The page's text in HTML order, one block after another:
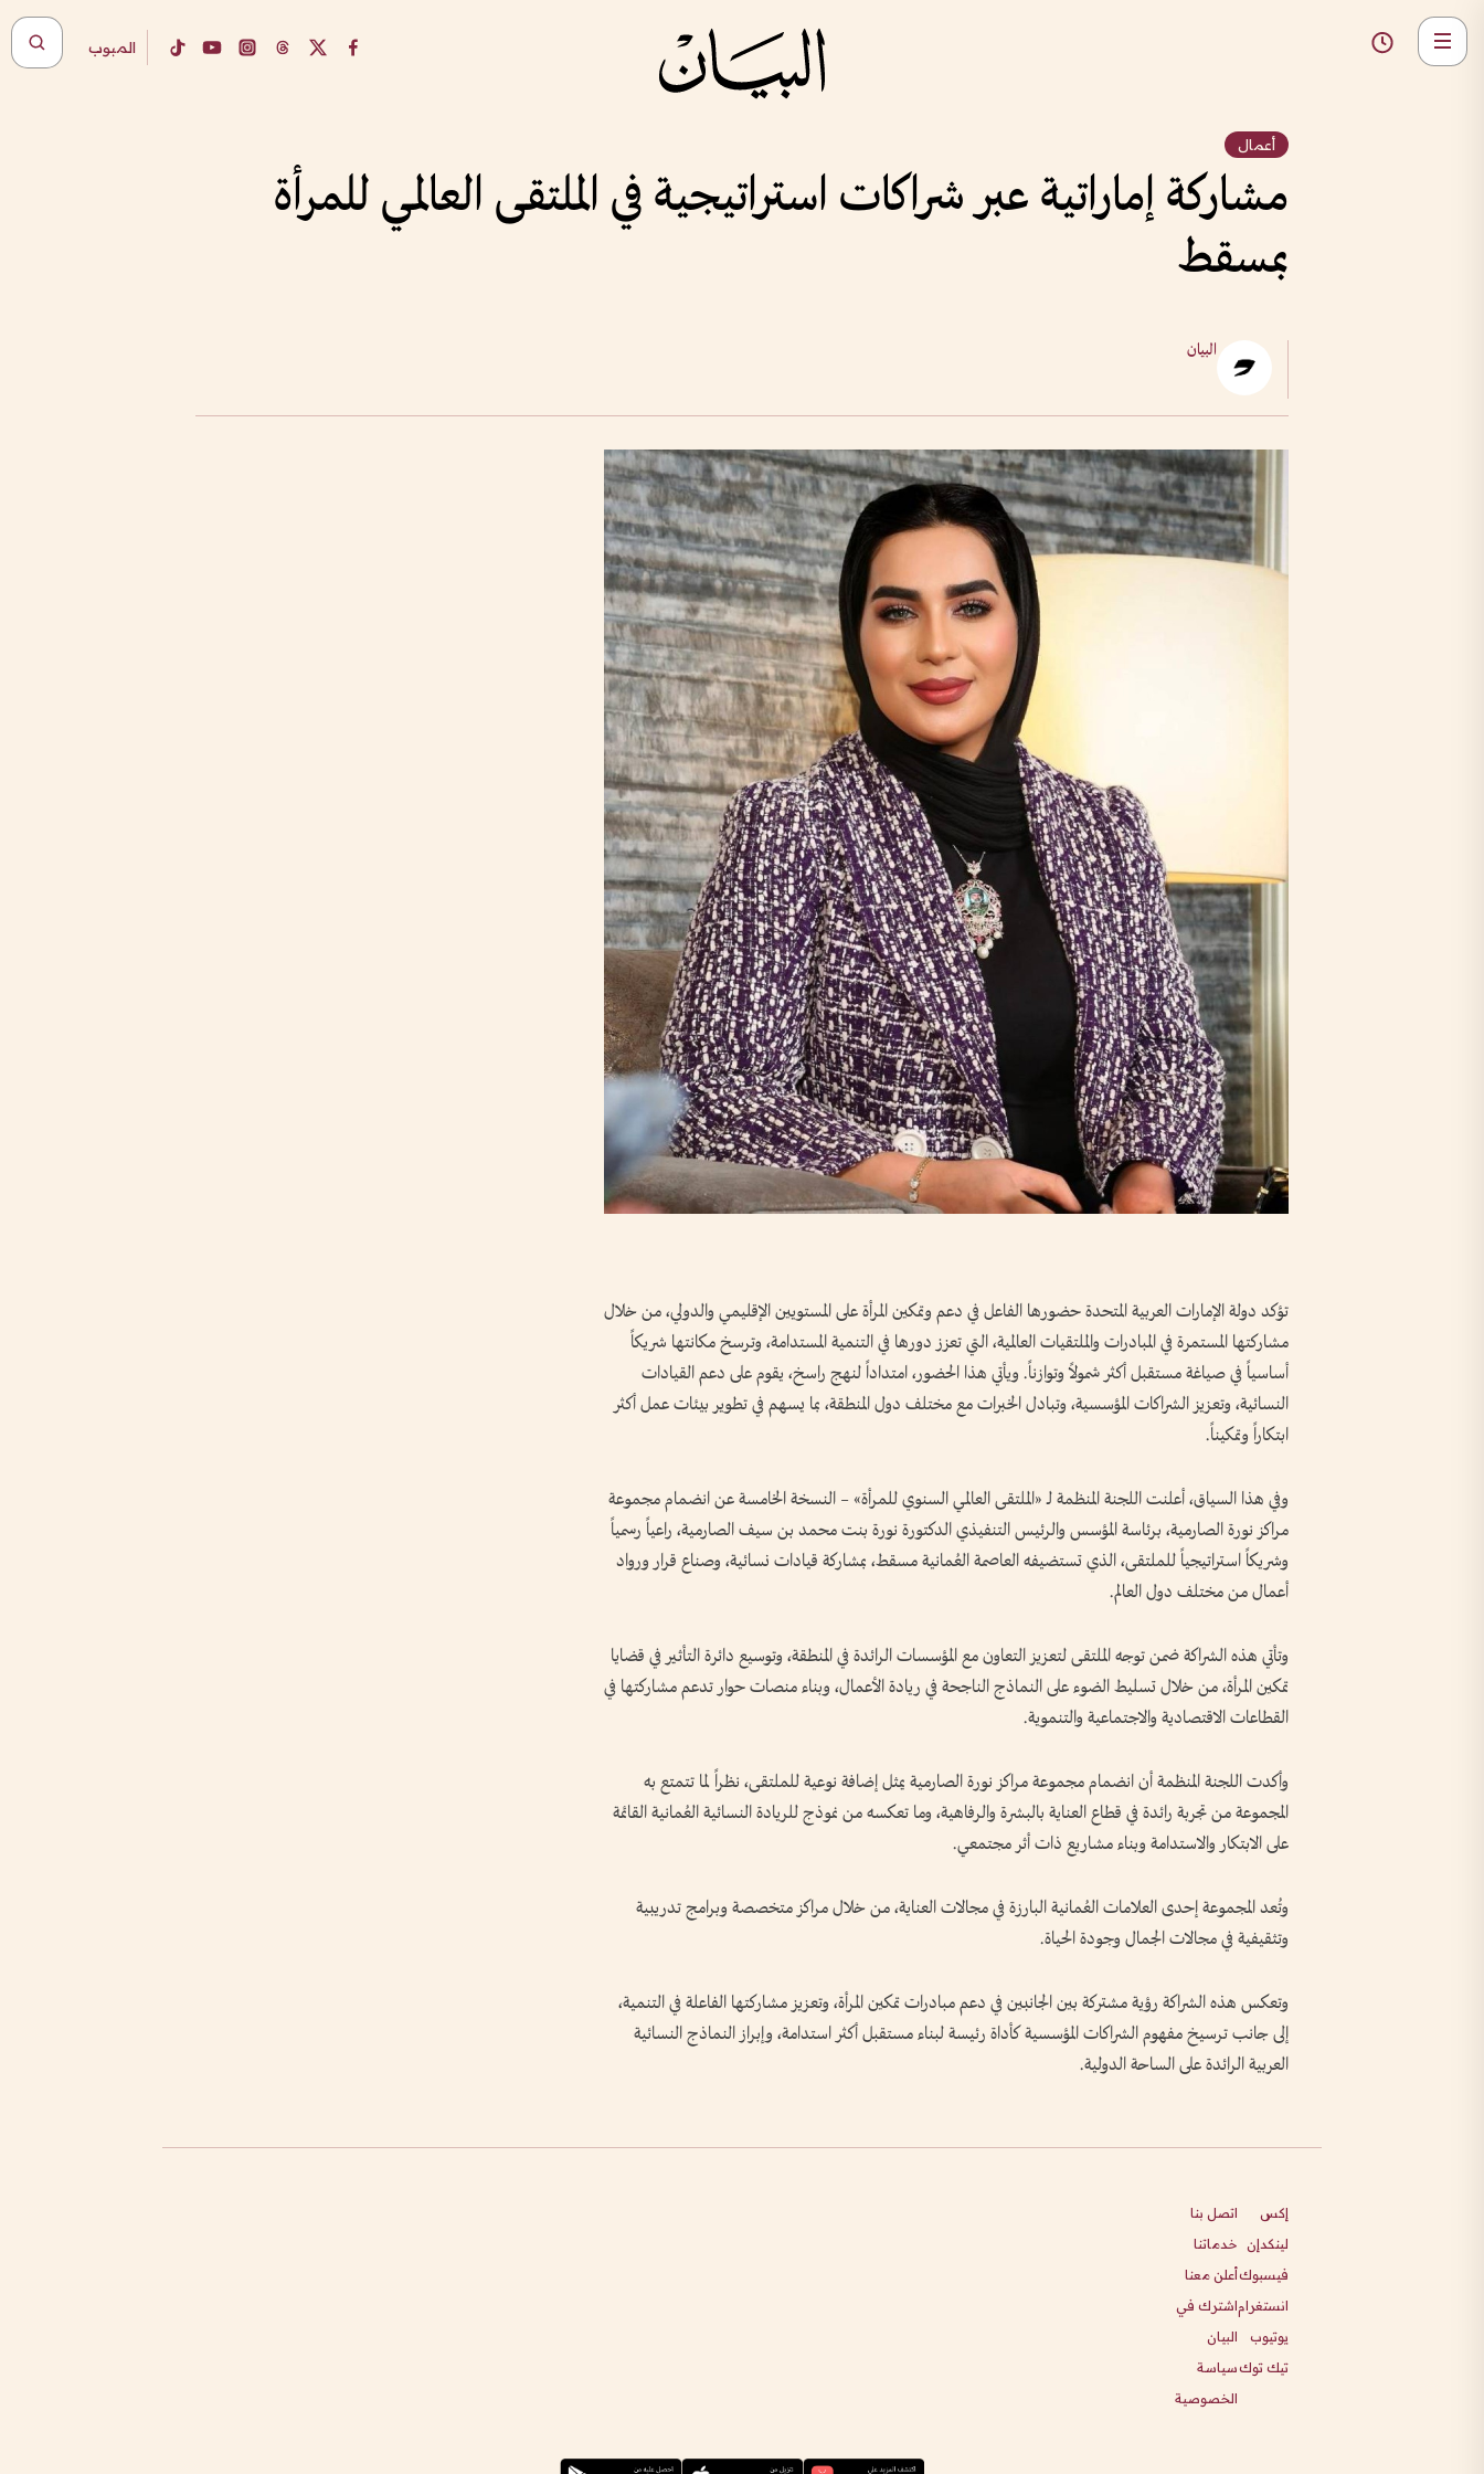
المبوب
أعمال
مشاركة إماراتية عبر شراكات استراتيجية في الملتقى العالمي للمرأة
بمسقط
البيان
تؤكد دولة الإمارات العربية المتحدة حضورها الفاعل في دعم وتمكين المرأة على المستويين الإقليمي والدولي، من خلال
مشاركتها المستمرة في المبادرات والملتقيات العالمية، التي تعزز دورها في التنمية المستدامة، وترسخ مكانتها شريكاً
أساسياً في صياغة مستقبل أكثر شمولاً وتوازناً. ويأتي هذا الحضور، امتداداً لنهج راسخ، يقوم على دعم القيادات
النسائية، وتعزيز الشراكات المؤسسية، وتبادل الخبرات مع مختلف دول المنطقة، بما يسهم في تطوير بيئات عمل أكثر
ابتكاراً وتمكيناً.
وفي هذا السياق، أعلنت اللجنة المنظمة لـ «الملتقى العالمي السنوي للمرأة» – النسخة الخامسة عن انضمام مجموعة
مراكز نورة الصارمية، برئاسة المؤسس والرئيس التنفيذي الدكتورة نورة بنت محمد بن سيف الصارمية، راعياً رسمياً
وشريكاً استراتيجياً للملتقى، الذي تستضيفه العاصمة العُمانية مسقط، بمشاركة قيادات نسائية، وصناع قرار ورواد
أعمال من مختلف دول العالم.
وتأتي هذه الشراكة ضمن توجه الملتقى لتعزيز التعاون مع المؤسسات الرائدة في المنطقة، وتوسيع دائرة التأثير في قضايا
تمكين المرأة، من خلال تسليط الضوء على النماذج الناجحة في ريادة الأعمال، وبناء منصات حوار تدعم مشاركتها في
القطاعات الاقتصادية والاجتماعية والتنموية.
وأكدت اللجنة المنظمة أن انضمام مجموعة مراكز نورة الصارمية يمثل إضافة نوعية للملتقى، نظراً لما تتمتع به
المجموعة من تجربة رائدة في قطاع العناية بالبشرة والرفاهية، وما تعكسه من نموذج للريادة النسائية العُمانية القائمة
على الابتكار والاستدامة وبناء مشاريع ذات أثر مجتمعي.
وتُعد المجموعة إحدى العلامات العُمانية البارزة في مجالات العناية، من خلال مراكز متخصصة وبرامج تدريبية
وتثقيفية في مجالات الجمال وجودة الحياة.
وتعكس هذه الشراكة رؤية مشتركة بين الجانبين في دعم مبادرات تمكين المرأة، وتعزيز مشاركتها الفاعلة في التنمية،
إلى جانب ترسيخ مفهوم الشراكات المؤسسية كأداة رئيسة لبناء مستقبل أكثر استدامة، وإبراز النماذج النسائية
العربية الرائدة على الساحة الدولية.
إكس
لينكدإن
فيسبوك
انستغرام
يوتيوب
تيك توك
اتصل بنا
خدماتنا
أعلن معنا
اشترك في
البيان
سياسة
الخصوصية